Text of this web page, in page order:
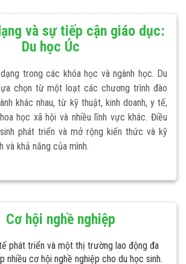
và sự tiếp cận giáo dục:
Du học Úc
trong các khóa học và ngành học. Du
chọn từ một loạt các chương trình đào
khác nhau, từ kỹ thuật, kinh doanh, y tế,
học xã hội và nhiều lĩnh vực khác. Điều
phát triển và mở rộng kiến thức và kỹ
và khả năng của mình.
Cơ hội nghề nghiệp
phát triển và một thị trường lao động đa
nhiều cơ hội nghề nghiệp cho du học sinh.